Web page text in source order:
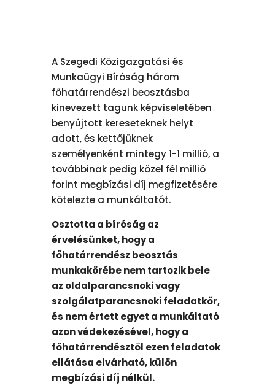
A Szegedi Közigazgatási és
Munkaügyi Bíróság három
főhatárrendészi beosztásba
kinevezett tagunk képviseletében
benyújtott kereseteknek helyt
adott, és kettőjüknek
személyenként mintegy 1-1 millió, a
továbbinak pedig közel fél millió
forint megbízási díj megfizetésére
kötelezte a munkáltatót.
Osztotta a bíróság az
érvelésünket, hogy a
főhatárrendész beosztás
munkakörébe nem tartozik bele
az oldalparancsnoki vagy
szolgálatparancsnoki feladatkör,
és nem értett egyet a munkáltató
azon védekezésével, hogy a
főhatárrendésztől ezen feladatok
ellátása elvárható, külön
megbízási díj nélkül.